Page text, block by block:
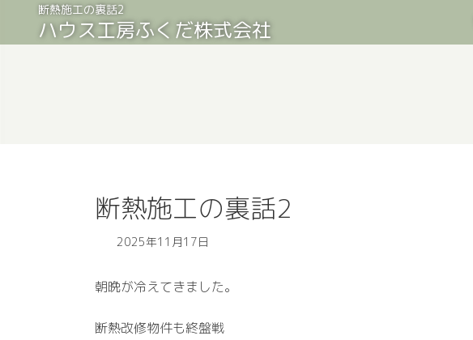
テ
ゲ
断熱施工の裏話2
ハウス工房ふくだ株式会社
断熱施工の裏話2
2025年11月17日
朝晩が冷えてきました。
断熱改修物件も終盤戦